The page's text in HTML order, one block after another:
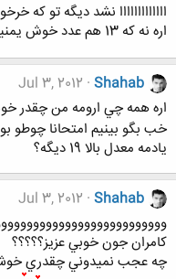
ااااااااااااا نشد ديگه تو كه
اره نه كه 13 هم عدد خوش يمنيه
Shahab
Jul 3, 2012
اره همه چي ارومه من چقدر
خب بگو بينيم امتحانا چوطو
يادمه معدل بالا 19 ديگه؟
Shahab
Jul 3, 2012
كامران جون خوبي عزيز؟؟؟؟؟
چه عجب نميدوني چقدري